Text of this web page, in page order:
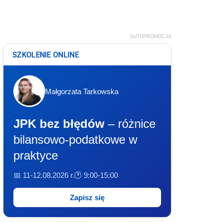
AUTOPROMOCJA
SZKOLENIE ONLINE
Małgorzata Tarkowska
JPK bez błędów – różnice
bilansowo-podatkowe w
praktyce
📅 11-12.08.2026 r.🕐 9:00-15:00
Zapisz się